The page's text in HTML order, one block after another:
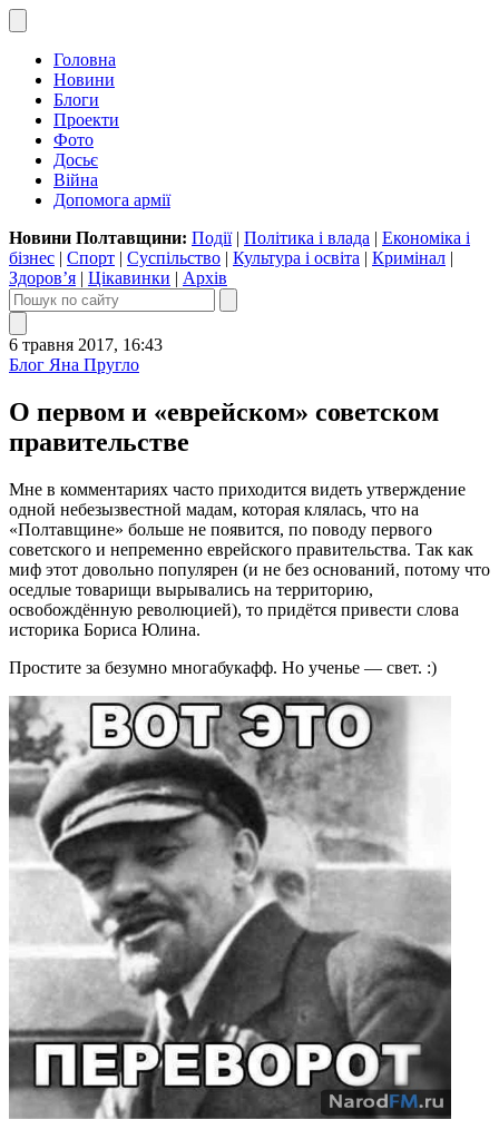
Головна
Новини
Блоги
Проекти
Фото
Досьє
Війна
Допомога армії
Новини Полтавщини: Події| Політика і влада | Економіка і
бізнес | Спорт | Суспільство | Культура і освіта | Кримінал |
Здоров’я | Цікавинки | Архів
6 травня 2017, 16:43
Блог Яна Пругло
О первом и «еврейском» советском
правительстве
Мне в комментариях часто приходится видеть утверждение
одной небезызвестной мадам, которая клялась, что на
«Полтавщине» больше не появится, по поводу первого
советского и непременно еврейского правительства. Так как
миф этот довольно популярен (и не без оснований, потому что
оседлые товарищи вырывались на территорию,
освобождённую революцией), то придётся привести слова
историка Бориса Юлина.
Простите за безумно многабукафф. Но ученье — свет. :)